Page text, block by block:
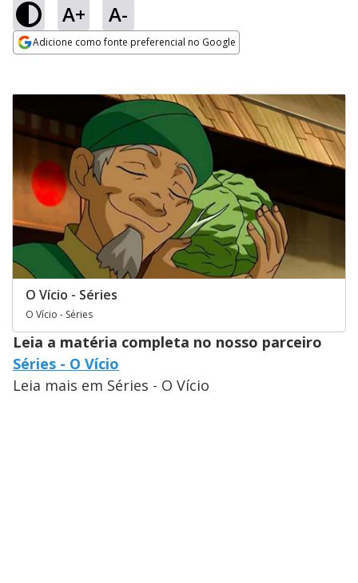
A+ A-
Adicione como fonte preferencial no Google
O Vício - Séries
O Vício - Séries
Leia a matéria completa no nosso parceiro
Séries - O Vício
Leia mais em Séries - O Vício